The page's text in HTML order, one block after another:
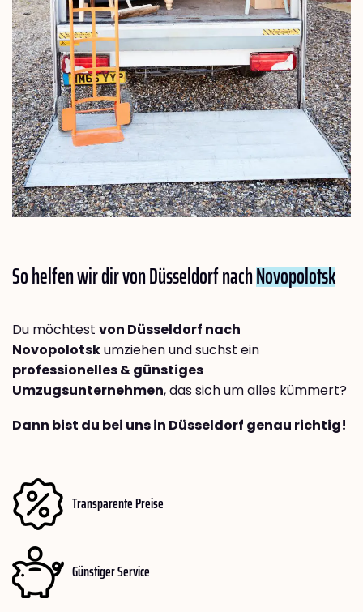
So helfen wir dir von Düsseldorf nachNovopolotsk
Du möchtest von Düsseldorf nach
Novopolotskumziehen und suchst ein
professionelles & günstiges
Umzugsunternehmen, das sich um alles kümmert?
Dann bist du bei uns in Düsseldorf genau richtig!
Transparente Preise
Günstiger Service